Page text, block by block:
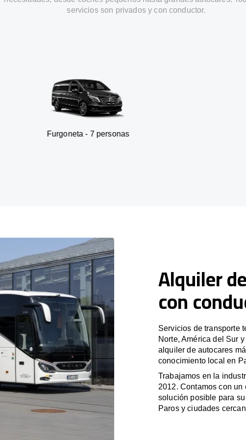
servicios son privados y con conductor.
Furgoneta - 7 personas SUV -
Alquiler
con
Servicios de transporte
Norte, América del Sur
alquiler de autocares
conocimiento local en
Trabajamos en la
2012. Contamos con
solución posible para
Paros y ciudades